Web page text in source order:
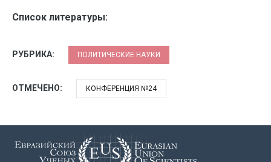
Список литературы:
РУБРИКА: ПОЛИТИЧЕСКИЕ НАУКИ
ОТМЕЧЕНО: КОНФЕРЕНЦИЯ №24